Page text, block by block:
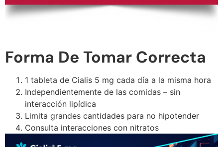
Forma De Tomar Correcta
1 tableta de Cialis 5 mg cada día a la misma hora
Independientemente de las comidas – sin
interacción lipídica
Limita grandes cantidades para no hipotender
Consulta interacciones con nitratos